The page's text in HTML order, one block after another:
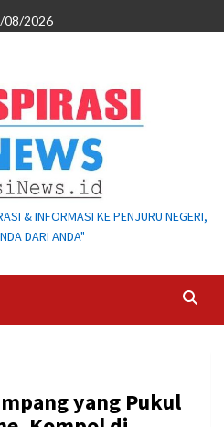
08/2026
& INFORMASI KE PENJURU NEGERI,
DARI ANDA"
yang Pukul